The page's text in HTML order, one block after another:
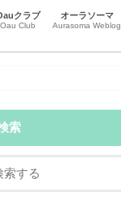
グ
クラブ
Oau Club
Oauマガジン
Oauイベント
Oauクラブニュース
オーラソーマ
Aurasoma Weblog
索